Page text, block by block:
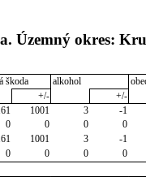
Územný okres:
škoda alkohol
+/- +/-
1001 3 -1
0 0 0 0
1001 3 -1
0 0 0 0